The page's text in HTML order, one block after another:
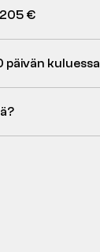
205 €
päivän kuluessa